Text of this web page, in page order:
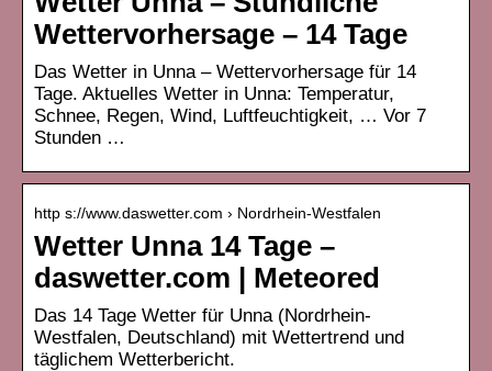
Wettervorhersage – 14 Tage
Das Wetter in Unna – Wettervorhersage für 14
Tage. Aktuelles Wetter in Unna: Temperatur,
Schnee, Regen, Wind, Luftfeuchtigkeit, … Vor 7
Stunden …
http s://www.daswetter.com › Nordrhein-Westfalen
Wetter Unna 14 Tage –
daswetter.com | Meteored
Das 14 Tage Wetter für Unna (Nordrhein-
Westfalen, Deutschland) mit Wettertrend und
täglichem Wetterbericht.